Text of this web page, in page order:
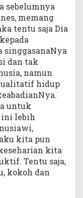
sebelumnya
memang
tentu saja Dia
singgasanaNya
dan tak
namun
hidup
untuk
ini lebih
kita pun
kita
Tentu saja,
kokoh dan